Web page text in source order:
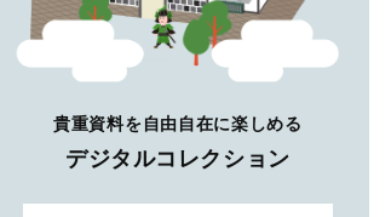
貴重資料を自由自在に楽しめる
デジタルコレクション